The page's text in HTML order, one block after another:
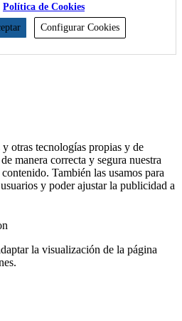
Política de Cookies
Configurar Cookies
otras tecnologías propias y de
manera correcta y segura nuestra
También las usamos para
y poder ajustar la publicidad a
la visualización de la página